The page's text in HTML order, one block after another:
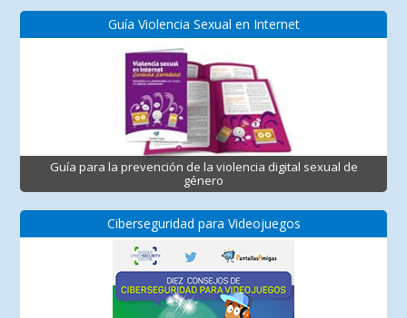
Guía Violencia Sexual en Internet
Guía para la prevención de la violencia digital sexual de
género
Ciberseguridad para Videojuegos